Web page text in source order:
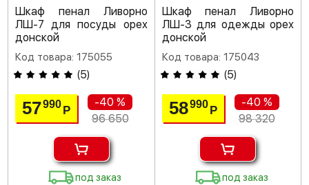
Шкаф пенал Ливорно
ЛШ-7 для посуды орех
донской
Код товара: 175055
(5)
57990 Р
-40 %
96 650
под заказ
Шкаф пенал Ливорно
ЛШ-3 для одежды орех
донской
Код товара: 175043
(5)
58990 Р
-40 %
98 320
под заказ